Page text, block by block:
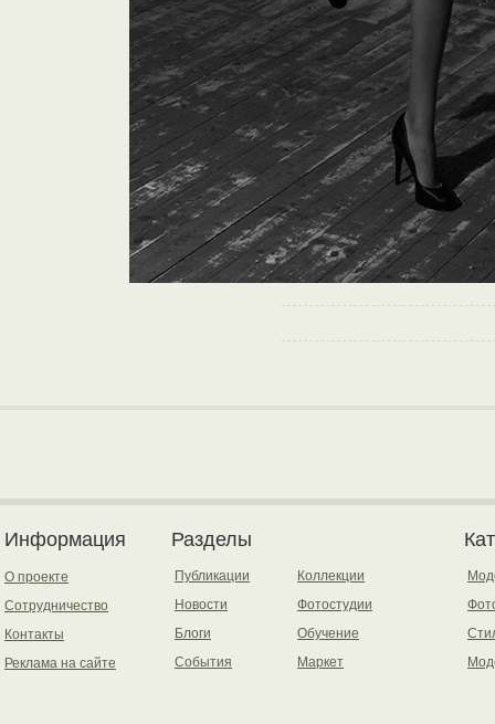
Информация
О проекте
Сотрудничество
Контакты
Реклама на сайте
Разделы
Публикации
Новости
Блоги
События
Коллекции
Фотостудии
Обучение
Маркет